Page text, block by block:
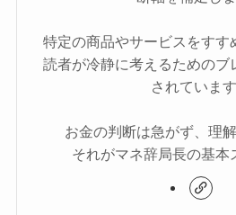
特定の商品やサービスをすす
読者が冷静に考えるためのブ
されています
お金の判断は急がず、理
それがマネ辞局長の基本